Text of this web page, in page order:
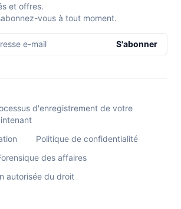
et offres.
vous à tout moment.
e-mail S'abonner
d'enregistrement de votre
Politique de confidentialité
des affaires
autorisée du droit